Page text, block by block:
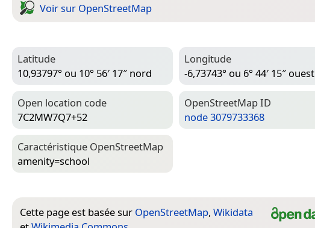
Voir sur Open­Street­Map
Latitude
10,93797° ou 10° 56′ 17″ nord
Longitude
-6,73743° ou 6° 44′ 15″ ouest
Open location code
7C2MW7Q7+52
Open­Street­Map ID
node 3079733368
Caractéristique Open­Street­Map
amenity=­school
Cette page est basée sur OpenStreetMap, Wikidata